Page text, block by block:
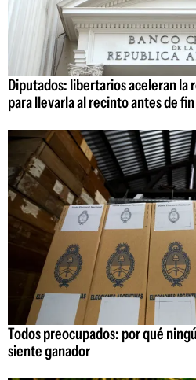
Diputados: libertarios aceleran la
para llevarla al recinto antes de
Todos preocupados: por qué
siente ganador